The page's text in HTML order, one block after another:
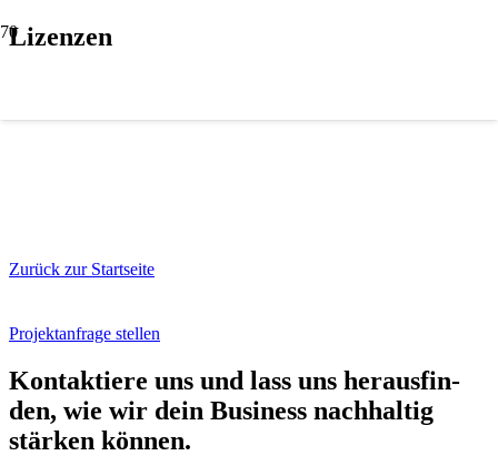
Lizenzen
Zurück zur Startseite
Projektanfrage stellen
Kon­tak­tie­re uns und lass uns her­aus­fin­
den, wie wir dein Busi­ness nach­hal­tig
stär­ken kön­nen.